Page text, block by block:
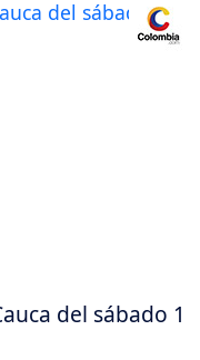
del sábado 1